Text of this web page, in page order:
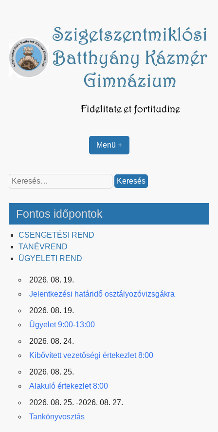
Menü +
Keresés:
Fontos időpontok
CSENGETÉSI REND
TANÉVREND
ÜGYELETI REND
2026. 08. 19.
Jelentkezési határidő osztályozóvizsgákra
2026. 08. 19.
Ügyelet 9:00-13:00
2026. 08. 24.
Kibővített vezetőségi értekezlet 8:00
2026. 08. 25.
Alakuló értekezlet 8:00
2026. 08. 25. -2026. 08. 27.
Tankönyvosztás